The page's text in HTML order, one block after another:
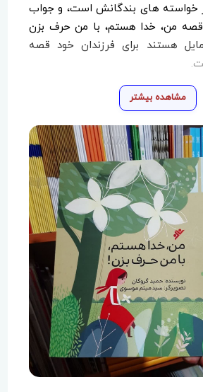
خواسته­ های بندگانش است، و جواب
من، خدا هستم، با من حرف بزن
هستند برای فرزندان خود قصه
مشاهده بیشتر